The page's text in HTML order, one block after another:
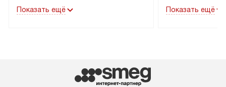
до подъезда. Доставка за пределы
в течение трех дней. Доставка
Показать ещё
коммуникациям.
Показать ещё